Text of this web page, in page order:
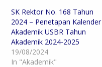
SK Rektor No. 168 Tahun
2024 – Penetapan Kalender
Akademik USBR Tahun
Akademik 2024-2025
19/08/2024
In "Akademik"